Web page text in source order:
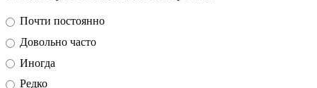
Почти постоянно
Довольно часто
Иногда
Редко